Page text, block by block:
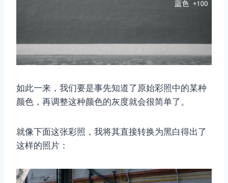
如此一来，我们要是事先知道了原始彩照中的某种
颜色，再调整这种颜色的灰度就会很简单了。
就像下面这张彩照，我将其直接转换为黑白得出了
这样的照片：